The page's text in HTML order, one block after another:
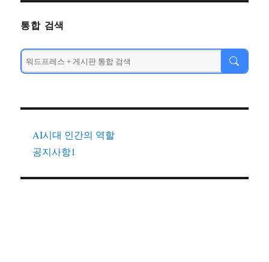
통합 검색
AI시대 인간의 역할
공지사항1